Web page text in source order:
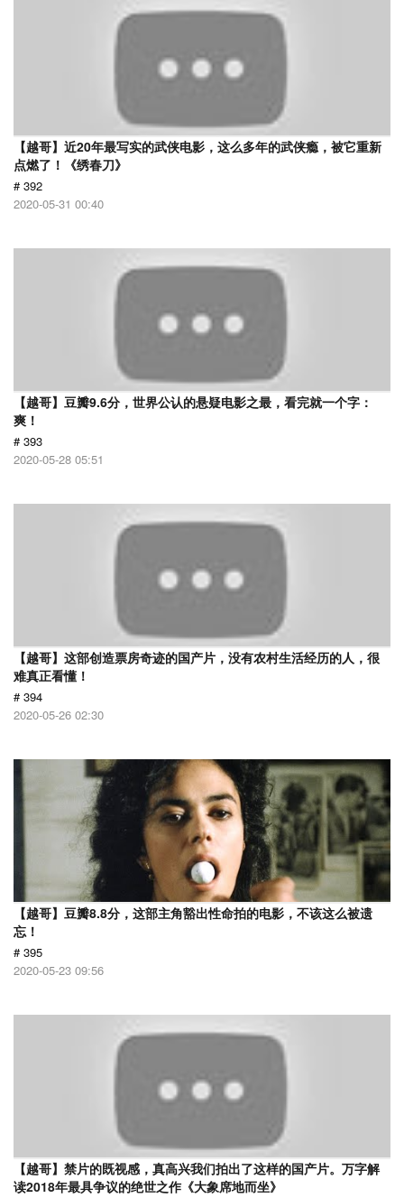
【越哥】近20年最写实的武侠电影，这么多年的武侠瘾，被它重新
点燃了！《绣春刀》
# 392
2020-05-31 00:40
【越哥】豆瓣9.6分，世界公认的悬疑电影之最，看完就一个字：
爽！
# 393
2020-05-28 05:51
【越哥】这部创造票房奇迹的国产片，没有农村生活经历的人，很
难真正看懂！
# 394
2020-05-26 02:30
【越哥】豆瓣8.8分，这部主角豁出性命拍的电影，不该这么被遗
忘！
# 395
2020-05-23 09:56
【越哥】禁片的既视感，真高兴我们拍出了这样的国产片。万字解
读2018年最具争议的绝世之作《大象席地而坐》